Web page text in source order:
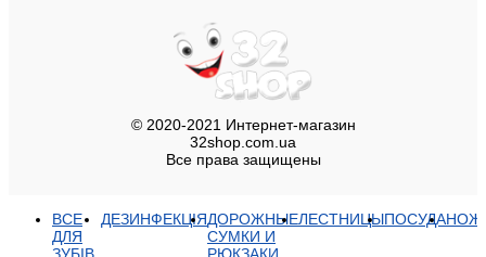
© 2020-2021 Интернет-магазин
32shop.com.ua
Все права защищены
ВСЕ
ДЛЯ
ДЕЗИНФЕКЦІЯДОРОЖНЫЕ
СУМКИ И
ЛЕСТНИЦЫПОСУДА